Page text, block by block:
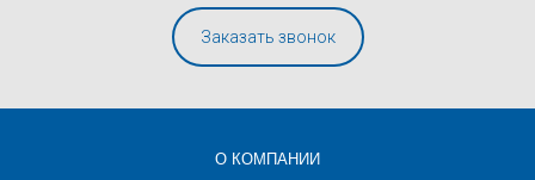
Заказать звонок
О КОМПАНИИ